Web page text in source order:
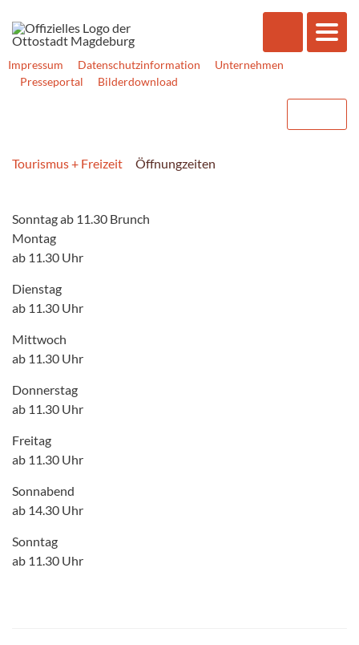
Impressum Datenschutzinformation
Unternehmen
Presseportal
Bilderdownload
Tourismus + Freizeit Öffnungzeiten
Sonntag ab 11.30 Brunch
Montag
ab 11.30 Uhr
Dienstag
ab 11.30 Uhr
Mittwoch
ab 11.30 Uhr
Donnerstag
ab 11.30 Uhr
Freitag
ab 11.30 Uhr
Sonnabend
ab 14.30 Uhr
Sonntag
ab 11.30 Uhr